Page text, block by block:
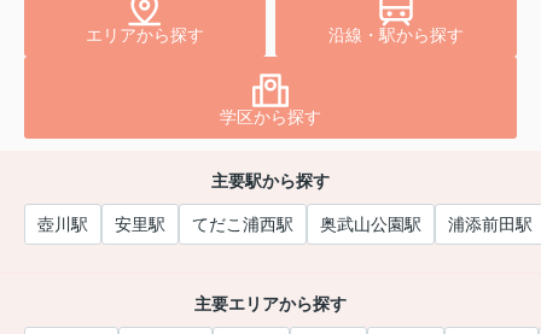
エリアから探す 沿線・駅から探す
学区から探す
主要駅から探す
壺川駅 安里駅 てだこ浦西駅 奥武山公園駅 浦添前田駅
主要エリアから探す